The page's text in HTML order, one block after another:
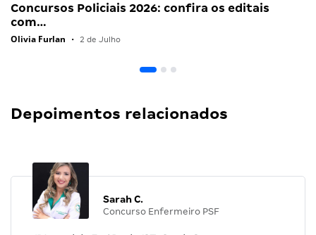
Concursos Policiais 2026: confira os editais
com…
Olivia Furlan • 2 de Julho
Depoimentos relacionados
Sarah C.
Concurso Enfermeiro PSF